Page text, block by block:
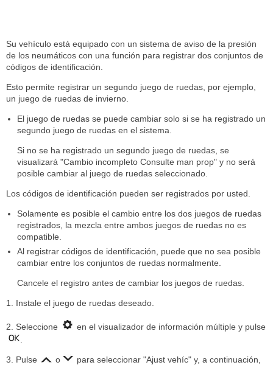
Su vehículo está equipado con un sistema de aviso de la presión
de los neumáticos con una función para registrar dos conjuntos de
códigos de identificación.
Esto permite registrar un segundo juego de ruedas, por ejemplo,
un juego de ruedas de invierno.
El juego de ruedas se puede cambiar solo si se ha registrado un
segundo juego de ruedas en el sistema.
Si no se ha registrado un segundo juego de ruedas, se
visualizará "Cambio incompleto Consulte man prop" y no será
posible cambiar al juego de ruedas seleccionado.
Los códigos de identificación pueden ser registrados por usted.
Solamente es posible el cambio entre los dos juegos de ruedas
registrados, la mezcla entre ambos juegos de ruedas no es
compatible.
Al registrar códigos de identificación, puede que no sea posible
cambiar entre los conjuntos de ruedas normalmente.
Cancele el registro antes de cambiar los juegos de ruedas.
1. Instale el juego de ruedas deseado.
2. Seleccione
en el visualizador de información múltiple y pulse
3. Pulse o
para seleccionar "Ajust vehíc" y, a continuación,